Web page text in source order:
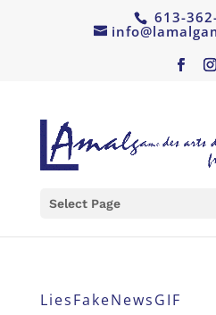
613-
Select Page
LiesFakeNewsGIF